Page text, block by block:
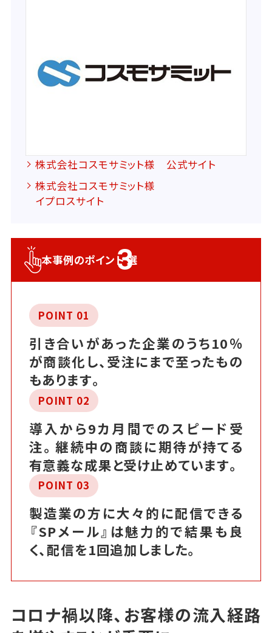
株式会社コスモサミット様 公式サイト
株式会社コスモサミット様
イプロスサイト
本事例のポイント3
選
POINT 01
引き合いがあった企業のうち10％
が商談化し、受注にまで至ったもの
もあります。
POINT 02
導入から9カ月間でのスピード受
注。継続中の商談に期待が持てる
有意義な成果と受け止めています。
POINT 03
製造業の方に大々的に配信できる
『SPメール』は魅力的で結果も良
く、配信を1回追加しました。
コロナ禍以降、お客様の流入経路